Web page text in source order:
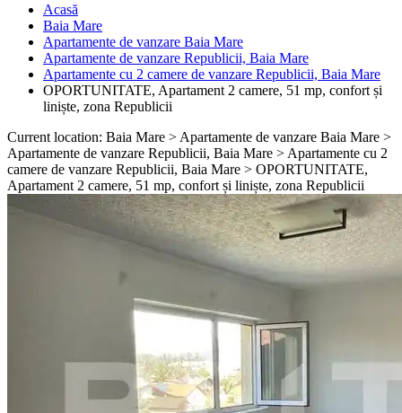
Acasă
Baia Mare
Apartamente de vanzare Baia Mare
Apartamente de vanzare Republicii, Baia Mare
Apartamente cu 2 camere de vanzare Republicii, Baia Mare
OPORTUNITATE, Apartament 2 camere, 51 mp, confort și
liniște, zona Republicii
Current location: Baia Mare > Apartamente de vanzare Baia Mare >
Apartamente de vanzare Republicii, Baia Mare > Apartamente cu 2
camere de vanzare Republicii, Baia Mare > OPORTUNITATE,
Apartament 2 camere, 51 mp, confort și liniște, zona Republicii